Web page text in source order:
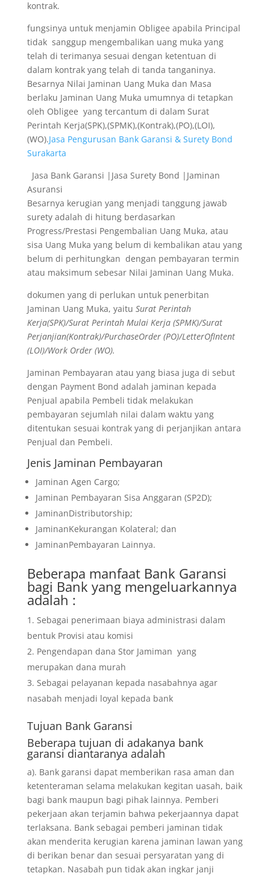
kontrak.
fungsinya untuk menjamin Obligee apabila Principal
tidak sanggup mengembalikan uang muka yang
telah di terimanya sesuai dengan ketentuan di
dalam kontrak yang telah di tanda tanganinya.
Besarnya Nilai Jaminan Uang Muka dan Masa
berlaku Jaminan Uang Muka umumnya di tetapkan
oleh Obligee yang tercantum di dalam Surat
Perintah Kerja(SPK),(SPMK),(Kontrak),(PO),(LOI),
(WO).Jasa Pengurusan Bank Garansi & Surety Bond
Surakarta
Jasa Bank Garansi |Jasa Surety Bond |Jaminan
Asuransi
Besarnya kerugian yang menjadi tanggung jawab
surety adalah di hitung berdasarkan
Progress/Prestasi Pengembalian Uang Muka, atau
sisa Uang Muka yang belum di kembalikan atau yang
belum di perhitungkan dengan pembayaran termin
atau maksimum sebesar Nilai Jaminan Uang Muka.
dokumen yang di perlukan untuk penerbitan
Jaminan Uang Muka, yaitu Surat Perintah
Kerja(SPK)/Surat Perintah Mulai Kerja (SPMK)/Surat
Perjanjian(Kontrak)/PurchaseOrder (PO)/LetterOfIntent
(LOI)/Work Order (WO).
Jaminan Pembayaran atau yang biasa juga di sebut
dengan Payment Bond adalah jaminan kepada
Penjual apabila Pembeli tidak melakukan
pembayaran sejumlah nilai dalam waktu yang
ditentukan sesuai kontrak yang di perjanjikan antara
Penjual dan Pembeli.
Jenis Jaminan Pembayaran
Jaminan Agen Cargo;
Jaminan Pembayaran Sisa Anggaran (SP2D);
JaminanDistributorship;
JaminanKekurangan Kolateral; dan
JaminanPembayaran Lainnya.
Beberapa manfaat Bank Garansi
bagi Bank yang mengeluarkannya
adalah :
Sebagai penerimaan biaya administrasi dalam
bentuk Provisi atau komisi
Pengendapan dana Stor Jamiman yang
merupakan dana murah
Sebagai pelayanan kepada nasabahnya agar
nasabah menjadi loyal kepada bank
Tujuan Bank Garansi
Beberapa tujuan di adakanya bank
garansi diantaranya adalah
a). Bank garansi dapat memberikan rasa aman dan
ketenteraman selama melakukan kegitan uasah, baik
bagi bank maupun bagi pihak lainnya. Pemberi
pekerjaan akan terjamin bahwa pekerjaannya dapat
terlaksana. Bank sebagai pemberi jaminan tidak
akan menderita kerugian karena jaminan lawan yang
di berikan benar dan sesuai persyaratan yang di
tetapkan. Nasabah pun tidak akan ingkar janji